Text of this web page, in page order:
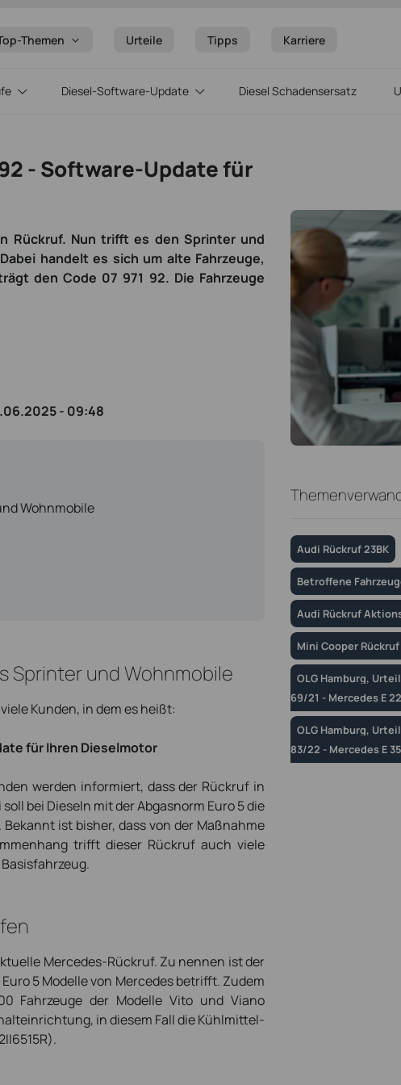
Themen Urteile Tipps Karriere
Diesel-Software-Update Diesel Schadensersatz
- Software-Update für
Rückruf. Nun trifft es den Sprinter und
handelt es sich um alte Fahrzeuge,
den Code 07 971 92. Die Fahrzeuge
- 09:48
Wohnmobile
Sprinter und Wohnmobile
Kunden, in dem es heißt:
für Ihren Dieselmotor
werden informiert, dass der Rückruf in
bei Dieseln mit der Abgasnorm Euro 5 die
ist bisher, dass von der Maßnahme
trifft dieser Rückruf auch viele
Mercedes-Rückruf. Zu nennen ist der
5 Modelle von Mercedes betrifft. Zudem
Fahrzeuge der Modelle Vito und Viano
in diesem Fall die Kühlmittel-
Audi Rückruf 23BK
Betroffene
Audi Rückruf
Mini Cooper
OLG Hamburg,
69/21 - Mercedes E
OLG Hamburg,
83/22 - Mercedes E